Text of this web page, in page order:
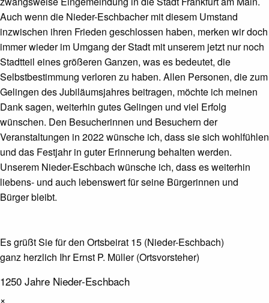
Auch wenn die Nieder-Eschbacher mit diesem Umstand
inzwischen ihren Frieden geschlossen haben, merken wir doch
immer wieder im Umgang der Stadt mit unserem jetzt nur noch
Stadtteil eines größeren Ganzen, was es bedeutet, die
Selbstbestimmung verloren zu haben. Allen Personen, die zum
Gelingen des Jubiläumsjahres beitragen, möchte ich meinen
Dank sagen, weiterhin gutes Gelingen und viel Erfolg
wünschen. Den Besucherinnen und Besuchern der
Veranstaltungen in 2022 wünsche ich, dass sie sich wohlfühlen
und das Festjahr in guter Erinnerung behalten werden.
Unserem Nieder-Eschbach wünsche ich, dass es weiterhin
liebens- und auch lebenswert für seine Bürgerinnen und
Bürger bleibt.
Es grüßt Sie für den Ortsbeirat 15 (Nieder-Eschbach)
ganz herzlich Ihr Ernst P. Müller (Ortsvorsteher)
1250 Jahre Nieder-Eschbach
×